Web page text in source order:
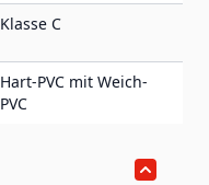
Klasse C
Hart-PVC mit Weich-
PVC